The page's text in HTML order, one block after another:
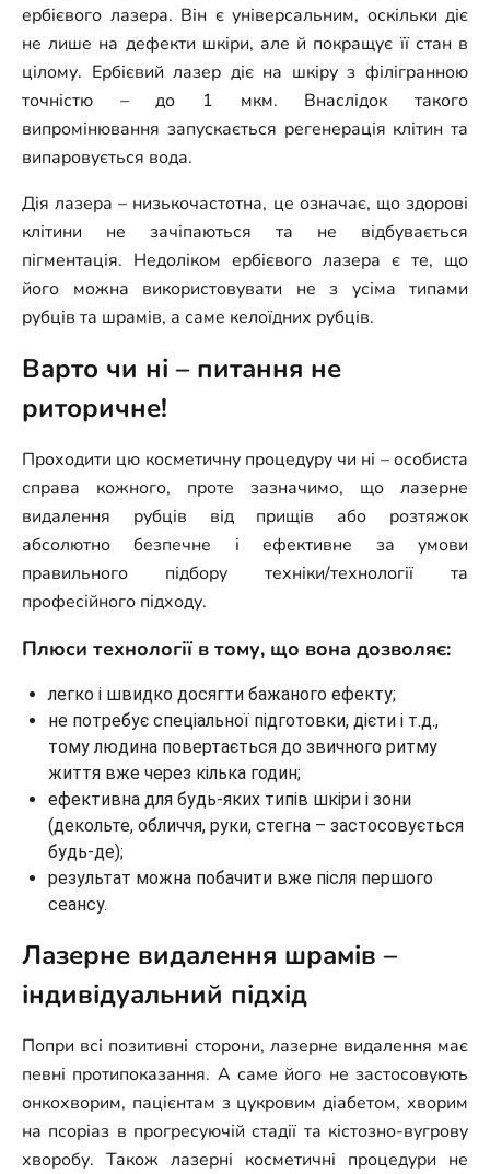
ербієвого лазера. Він є універсальним, оскільки діє
не лише на дефекти шкіри, але й покращує її стан в
цілому. Ербієвий лазер діє на шкіру з філігранною
точністю – до 1 мкм. Внаслідок такого
випромінювання запускається регенерація клітин та
випаровується вода.
Дія лазера – низькочастотна, це означає, що здорові
клітини не зачіпаються та не відбувається
пігментація. Недоліком ербієвого лазера є те, що
його можна використовувати не з усіма типами
рубців та шрамів, а саме келоїдних рубців.
Варто чи ні – питання не
риторичне!
Проходити цю косметичну процедуру чи ні – особиста
справа кожного, проте зазначимо, що лазерне
видалення рубців від прищів або розтяжок
абсолютно безпечне і ефективне за умови
правильного підбору техніки/технології та
професійного підходу.
Плюси технології в тому, що вона дозволяє:
легко і швидко досягти бажаного ефекту;
не потребує спеціальної підготовки, дієти і т.д.,
тому людина повертається до звичного ритму
життя вже через кілька годин;
ефективна для будь-яких типів шкіри і зони
(декольте, обличчя, руки, стегна – застосовується
будь-де);
результат можна побачити вже після першого
сеансу.
Лазерне видалення шрамів –
індивідуальний підхід
Попри всі позитивні сторони, лазерне видалення має
певні протипоказання. А саме його не застосовують
онкохворим, пацієнтам з цукровим діабетом, хворим
на псоріаз в прогресуючій стадії та кістозно-вугрову
хворобу. Також лазерні косметичні процедури не